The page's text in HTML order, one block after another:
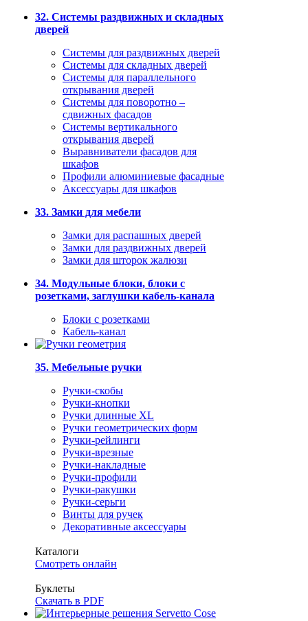
32. Системы раздвижных и складных
дверей
Системы для раздвижных дверей
Системы для складных дверей
Системы для параллельного
открывания дверей
Системы для поворотно –
сдвижных фасадов
Системы вертикального
открывания дверей
Выравниватели фасадов для
шкафов
Профили алюминиевые фасадные
Аксессуары для шкафов
33. Замки для мебели
Замки для распашных дверей
Замки для раздвижных дверей
Замки для шторок жалюзи
34. Модульные блоки, блоки с
розетками, заглушки кабель-канала
Блоки с розетками
Кабель-канал
35. Мебельные ручки
Ручки-скобы
Ручки-кнопки
Ручки длинные XL
Ручки геометрических форм
Ручки-рейлинги
Ручки-врезные
Ручки-накладные
Ручки-профили
Ручки-ракушки
Ручки-серьги
Винты для ручек
Декоративные аксессуары
Каталоги
Смотреть онлайн
Буклеты
Скачать в PDF